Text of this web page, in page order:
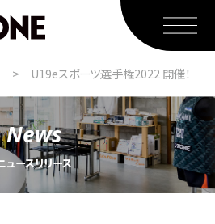
ン
ップ紹介
方法
U19eスポーツ選手権2022 開催！
News
ュースリリース